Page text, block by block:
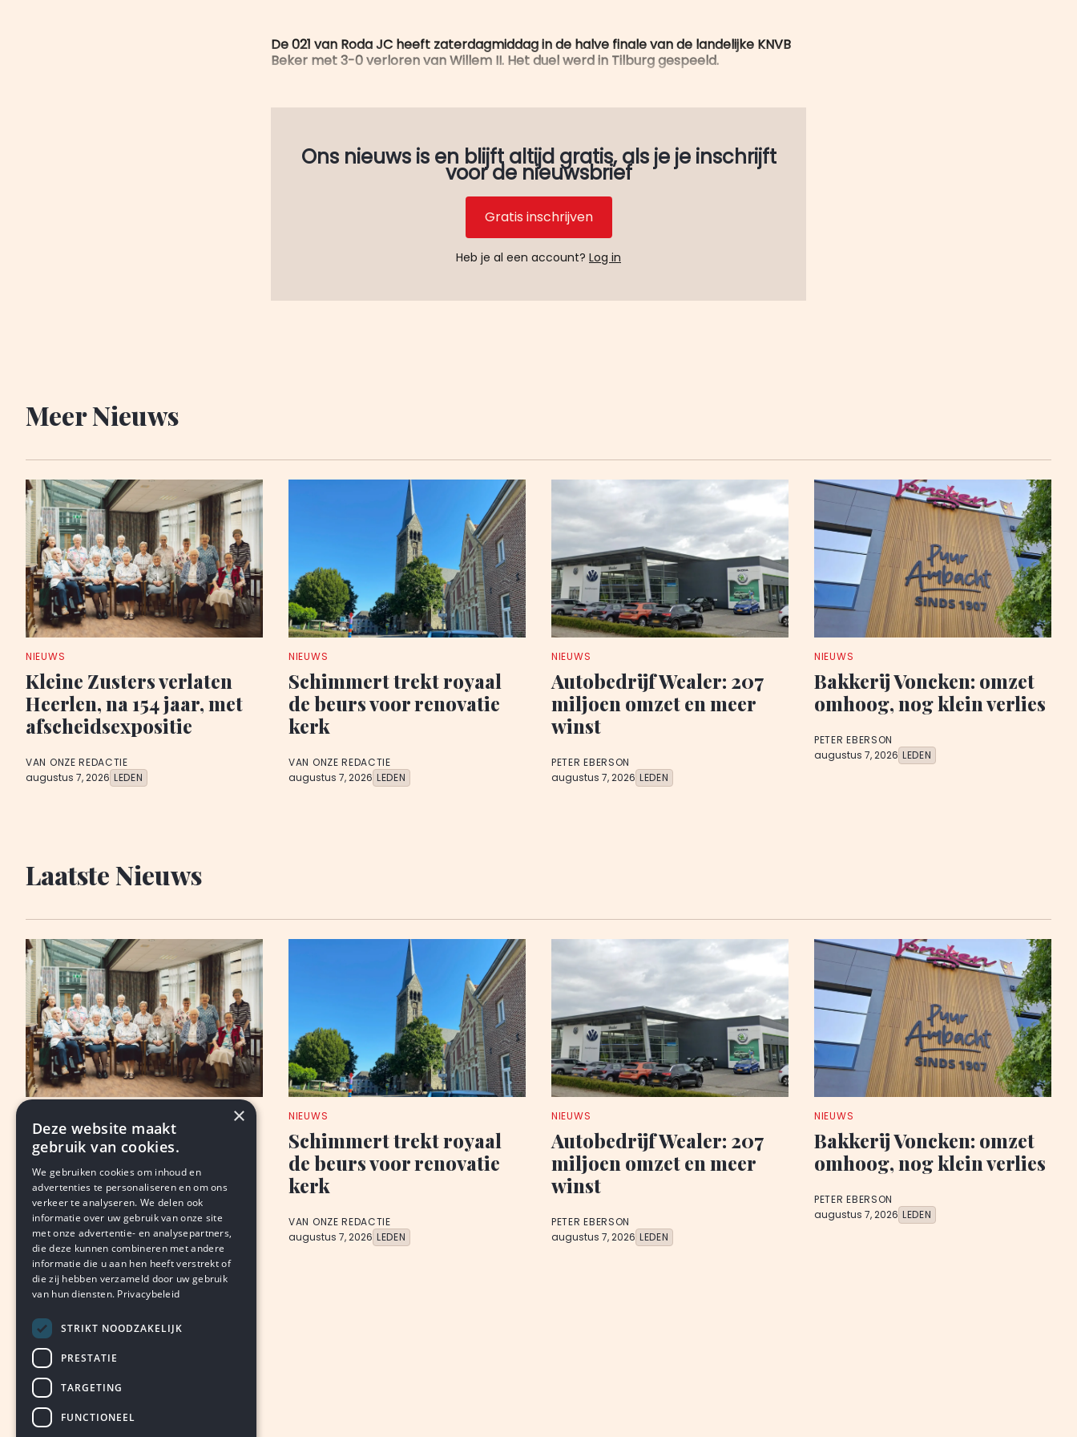
De 021 van Roda JC heeft zaterdagmiddag in de halve finale van de landelijke KNVB
Beker met 3-0 verloren van Willem II. Het duel werd in Tilburg gespeeld.
Ons nieuws is en blijft altijd gratis, als je je inschrijft
voor de nieuwsbrief
Gratis inschrijven
Heb je al een account? Log in
Meer Nieuws
NIEUWS
Kleine Zusters verlaten
Heerlen, na 154 jaar, met
afscheidsexpositie
VAN ONZE REDACTIE
augustus 7, 2026 LEDEN
NIEUWS
Schimmert trekt royaal
de beurs voor renovatie
kerk
VAN ONZE REDACTIE
augustus 7, 2026 LEDEN
NIEUWS
Autobedrijf Wealer: 207
miljoen omzet en meer
winst
PETER EBERSON
augustus 7, 2026 LEDEN
NIEUWS
Bakkerij Voncken: omzet
omhoog, nog klein verlies
PETER EBERSON
augustus 7, 2026 LEDEN
Laatste Nieuws
Kleine Zusters verlaten
Heerlen, na 154 jaar, met
afscheidsexpositie
VAN ONZE REDACTIE
augustus 7, 2026 LEDEN
NIEUWS
Schimmert trekt royaal
de beurs voor renovatie
kerk
VAN ONZE REDACTIE
augustus 7, 2026 LEDEN
NIEUWS
Autobedrijf Wealer: 207
miljoen omzet en meer
winst
PETER EBERSON
augustus 7, 2026 LEDEN
NIEUWS
Bakkerij Voncken: omzet
omhoog, nog klein verlies
PETER EBERSON
augustus 7, 2026 LEDEN
×
Deze website maakt
gebruik van cookies.
We gebruiken cookies om inhoud en
advertenties te personaliseren en om ons
verkeer te analyseren. We delen ook
informatie over uw gebruik van onze site
met onze advertentie- en analysepartners,
die deze kunnen combineren met andere
informatie die u aan hen heeft verstrekt of
die zij hebben verzameld door uw gebruik
van hun diensten. Privacybeleid
STRIKT NOODZAKELIJK
PRESTATIE
TARGETING
FUNCTIONEEL